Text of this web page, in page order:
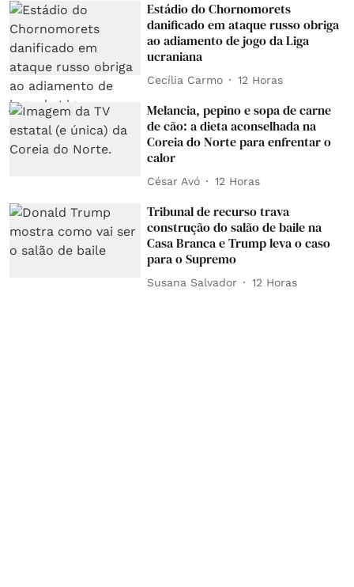
Estádio do Chornomorets
danificado em ataque russo obriga
ao adiamento de jogo da Liga
ucraniana
Cecília Carmo 12 Horas
Melancia, pepino e sopa de carne
de cão: a dieta aconselhada na
Coreia do Norte para enfrentar o
calor
César Avó 12 Horas
Tribunal de recurso trava
construção do salão de baile na
Casa Branca e Trump leva o caso
para o Supremo
Susana Salvador 12 Horas